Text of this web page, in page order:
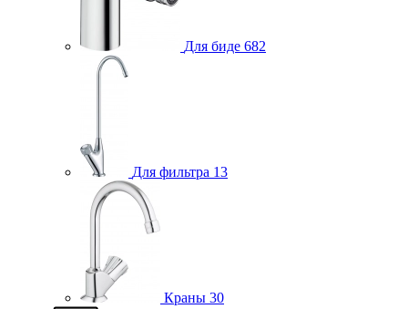
Для биде 682
Для фильтра 13
Краны 30